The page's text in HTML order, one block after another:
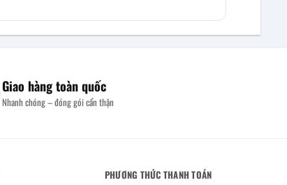
Giao hàng toàn quốc
Nhanh chóng – đóng gói cẩn thận
PHƯƠNG THỨC THANH TOÁN